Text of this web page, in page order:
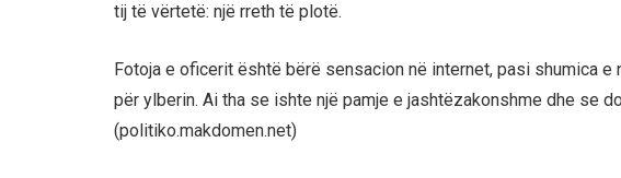
tij të vërtetë: një rreth të plotë.
Fotoja e oficerit është bërë sensacion në internet, pasi shumica
për ylberin. Ai tha se ishte një pamje e jashtëzakonshme dhe se
(politiko.makdomen.net)